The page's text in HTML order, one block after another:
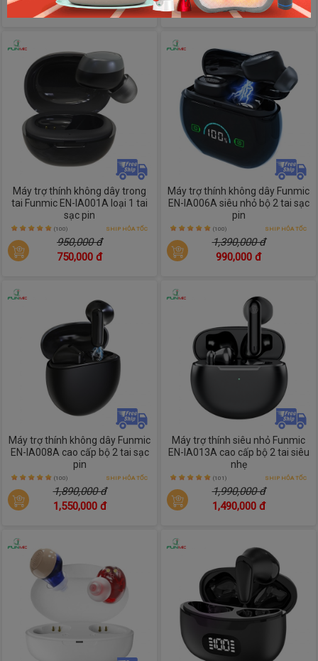
1,490,000 đ
1,490,000 đ
Máy trợ thính không dây trong
tai Funmic EN-IA001A loại 1 tai
sạc pin
(100) SHIP HỎA TỐC
950,000 đ
750,000 đ
Máy trợ thính không dây Funmic
EN-IA006A siêu nhỏ bộ 2 tai sạc
pin
(100) SHIP HỎA TỐC
1,390,000 đ
990,000 đ
Máy trợ thính không dây Funmic
EN-IA008A cao cấp bộ 2 tai sạc
pin
(100) SHIP HỎA TỐC
1,890,000 đ
1,550,000 đ
Máy trợ thính siêu nhỏ Funmic
EN-IA013A cao cấp bộ 2 tai siêu
nhẹ
(101) SHIP HỎA TỐC
1,990,000 đ
1,490,000 đ